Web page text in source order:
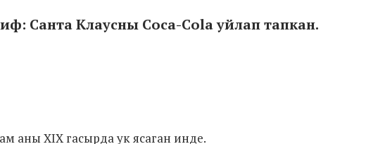
Санта Клаусны Coca-Cola уйлап тапкан.
аны ХIX гасырда ук ясаган инде.